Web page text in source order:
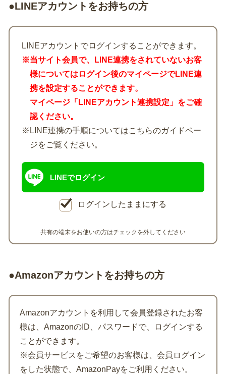
●LINEアカウントをお持ちの方
LINEアカウントでログインすることができます。
※当サイト会員で、LINE連携をされていないお客
様についてはログイン後のマイページでLINE連
携を設定することができます。
マイページ「LINEアカウント連携設定」をご確
認ください。
※LINE連携の手順についてはこちらのガイドペー
ジをご覧ください。
LINEでログイン
ログインしたままにする
共有の端末をお使いの方はチェックを外してください
●Amazonアカウントをお持ちの方
Amazonアカウントを利用して会員登録されたお客
様は、AmazonのID、パスワードで、ログインする
ことができます。
※会員サービスをご希望のお客様は、会員ログイン
をした状態で、AmazonPayをご利用ください。